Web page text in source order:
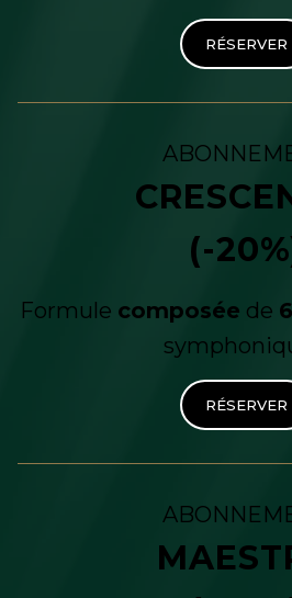
RÉSERVER
(-
Formule composée de 6
RÉSERVER